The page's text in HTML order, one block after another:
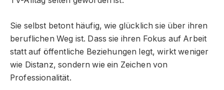
Sie selbst betont häufig, wie glücklich sie über ihren
beruflichen Weg ist. Dass sie ihren Fokus auf Arbeit
statt auf öffentliche Beziehungen legt, wirkt weniger
wie Distanz, sondern wie ein Zeichen von
Professionalität.